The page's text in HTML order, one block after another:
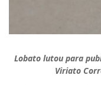
Lobato lutou para
Viriato